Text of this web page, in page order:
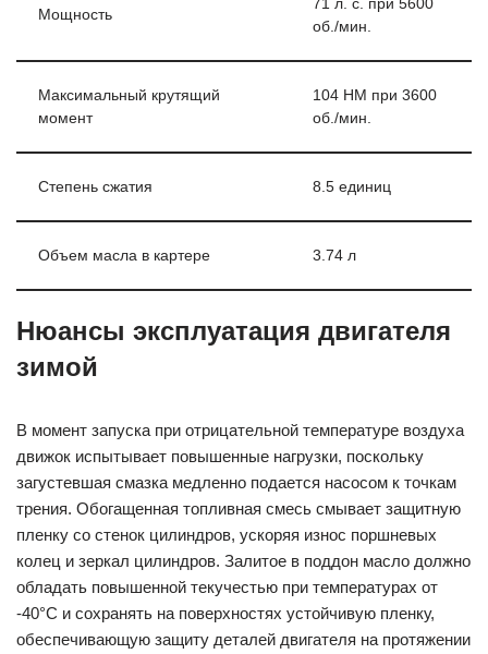
Мощность
71 л. с. при 5600
об./мин.
Максимальный крутящий
момент
104 НМ при 3600
об./мин.
Степень сжатия 8.5 единиц
Объем масла в картере 3.74 л
Нюансы эксплуатация двигателя
зимой
В момент запуска при отрицательной температуре воздуха
движок испытывает повышенные нагрузки, поскольку
загустевшая смазка медленно подается насосом к точкам
трения. Обогащенная топливная смесь смывает защитную
пленку со стенок цилиндров, ускоряя износ поршневых
колец и зеркал цилиндров. Залитое в поддон масло должно
обладать повышенной текучестью при температурах от
-40°С и сохранять на поверхностях устойчивую пленку,
обеспечивающую защиту деталей двигателя на протяжении